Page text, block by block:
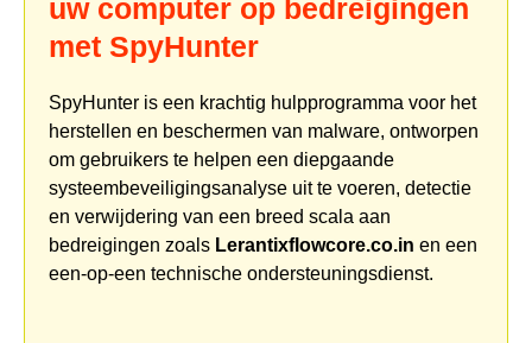
uw computer op bedreigingen
met SpyHunter
SpyHunter is een krachtig hulpprogramma voor het
herstellen en beschermen van malware, ontworpen
om gebruikers te helpen een diepgaande
systeembeveiligingsanalyse uit te voeren, detectie
en verwijdering van een breed scala aan
bedreigingen zoals Lerantixflowcore.co.in en een
een-op-een technische ondersteuningsdienst.